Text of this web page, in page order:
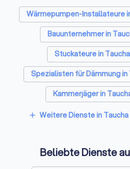
Wärmepumpen-Installateure
Bauunternehmer in
Stuckateure in
Spezialisten für Dämmung in
Kammerjäger in
Sicherheitstechniker in
Sanitärinstallateure in
add Weitere Dienste in
Beliebte Dienste